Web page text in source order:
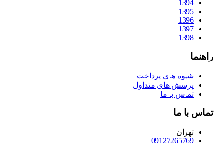
1394
1395
1396
1397
1398
راهنما
شیوه های پرداخت
پرسش های متداول
تماس با ما
تماس با ما
تهران
09127265769